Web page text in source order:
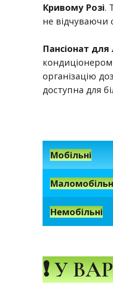
Кривому Розі.
не відчуваючи
Пансіонат для
організацію
доступна для
Мобільні
Немобільні
❗У